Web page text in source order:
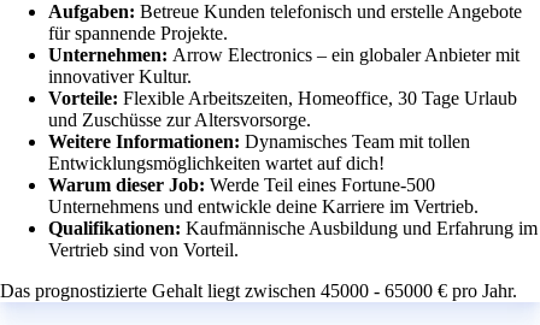
Aufgaben: Betreue Kunden telefonisch und erstelle Angebote
für spannende Projekte.
Unternehmen: Arrow Electronics – ein globaler Anbieter mit
innovativer Kultur.
Vorteile: Flexible Arbeitszeiten, Homeoffice, 30 Tage Urlaub
und Zuschüsse zur Altersvorsorge.
Weitere Informationen: Dynamisches Team mit tollen
Entwicklungsmöglichkeiten wartet auf dich!
Warum dieser Job: Werde Teil eines Fortune-500
Unternehmens und entwickle deine Karriere im Vertrieb.
Qualifikationen: Kaufmännische Ausbildung und Erfahrung im
Vertrieb sind von Vorteil.
Das prognostizierte Gehalt liegt zwischen 45000 - 65000 € pro Jahr.